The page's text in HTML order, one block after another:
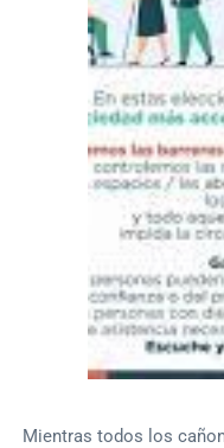
Mientras todos los